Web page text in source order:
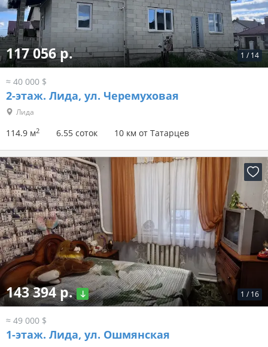
1 / 14
117 056 р.
≈ 40 000 $
2-этаж. Лида, ул. Черемуховая
Лида
114.9 м2 6.55 соток 10 км от Татарцев
1 / 16
143 394 р.
≈ 49 000 $
1-этаж. Лида, ул. Ошмянская